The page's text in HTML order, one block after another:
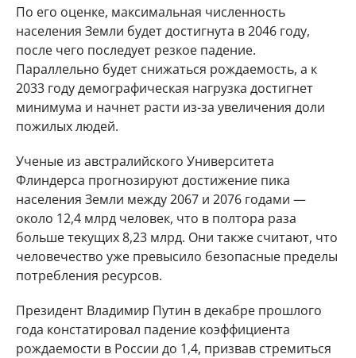
По его оценке, максимальная численность
населения Земли будет достигнута в 2046 году,
после чего последует резкое падение.
Параллельно будет снижаться рождаемость, а к
2033 году демографическая нагрузка достигнет
минимума и начнет расти из-за увеличения доли
пожилых людей.
Ученые из австралийского Университета
Флиндерса прогнозируют достижение пика
населения Земли между 2067 и 2076 годами —
около 12,4 млрд человек, что в полтора раза
больше текущих 8,23 млрд. Они также считают, что
человечество уже превысило безопасные пределы
потребления ресурсов.
Президент Владимир Путин в декабре прошлого
года констатировал падение коэффициента
рождаемости в России до 1,4, призвав стремиться